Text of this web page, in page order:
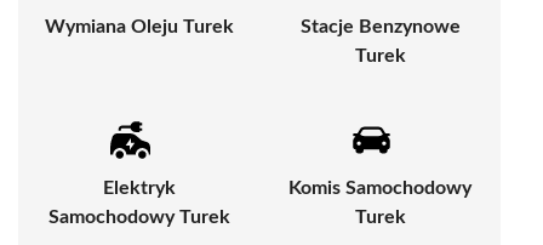
Wymiana Oleju Turek
Stacje Benzynowe
Turek
Elektryk
Samochodowy Turek
Komis Samochodowy
Turek